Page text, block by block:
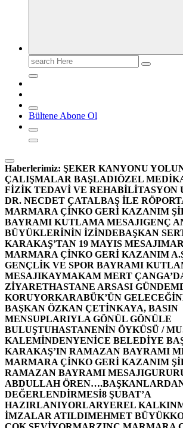
Search
for:
Bültene Abone Ol
Haberlerimiz: ŞEKER KANYONU
ÇALIŞMALAR BAŞLADIÖZEL
FİZİK TEDAVİ VE REHABİLİTASYON
DR. NECDET ÇATALBAŞ İLE
MARMARA ÇİNKO GERİ KAZANIM
BAYRAMI KUTLAMA MESAJIGENÇ
BÜYÜKLERİNİN İZİNDEBAŞKAN
KARAKAŞ’TAN 19 MAYIS MESAJI
MARMARA ÇİNKO GERİ KAZANIM
GENÇLİK VE SPOR BAYRAMI
MESAJIKAYMAKAM MERT
ZİYARETHASTANE ARSASI
KORUYORKARABÜK’ÜN
BAŞKAN ÖZKAN ÇETİNKAYA, BASIN
MENSUPLARIYLA GÖNÜL GÖNÜLE
BULUŞTUHASTANENİN ÖYKÜSÜ /
KALEMİNDENYENİCE BELEDİYE
KARAKAŞ’IN RAMAZAN BAYRAMI
MARMARA ÇİNKO GERİ KAZANIM
RAMAZAN BAYRAMI MESAJI
ABDULLAH ÖREN….
DEĞERLENDİRMESİ8 ŞUBAT’A
HAZIRLANIYORLARYEREL
İMZALAR ATILDIMEHMET